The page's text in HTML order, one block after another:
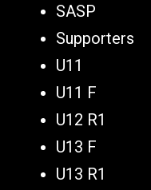
SASP
Supporters
U11
U11 F
U12 R1
U13 F
U13 R1